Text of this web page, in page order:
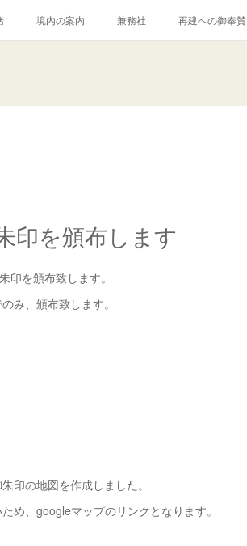
境内の案内 兼務社 再建への御奉賛
印を頒布します
印を頒布致します。
み、頒布致します。
印の地図を作成しました。
め、googleマップのリンクとなります。